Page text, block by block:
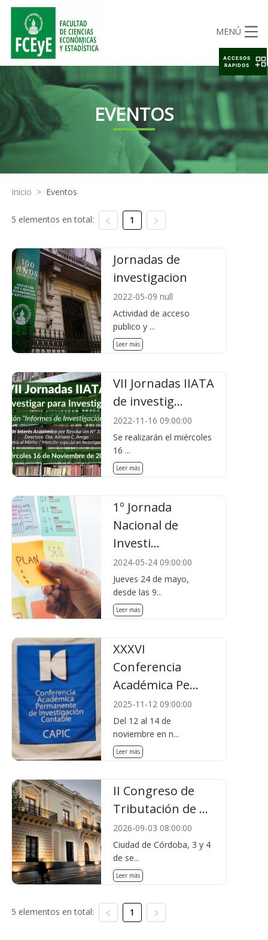
MENÚ
EVENTOS
Inicio > Eventos
5 elementos en total: 1
Jornadas de
investigacion
2022-05-09 null
Actividad de acceso
publico y ...
Leer más
VII Jornadas IIATA
de investig...
2022-11-16 09:00:00
Se realizarán el miércoles
16 ...
Leer más
1º Jornada
Nacional de
Investi...
2024-05-24 09:00:00
Jueves 24 de mayo,
desde las 9...
Leer más
XXXVI
Conferencia
Académica Pe...
2025-11-12 09:00:00
Del 12 al 14 de
noviembre en n...
Leer más
II Congreso de
Tributación de ...
2026-09-03 08:00:00
Ciudad de Córdoba, 3 y 4
de se...
Leer más
5 elementos en total: 1
ACCESOS
RAPIDOS